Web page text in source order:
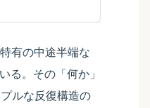
有の中途半端な
る。その「何か」
ルな反復構造の